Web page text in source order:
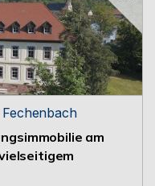
am